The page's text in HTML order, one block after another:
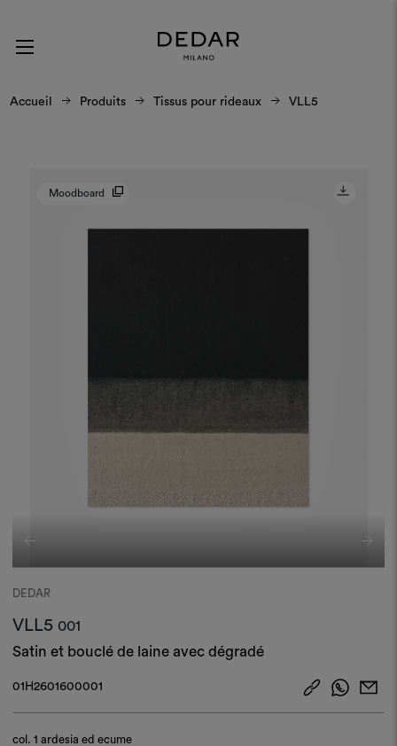
Accueil Produits Tissus pour rideaux VLL5
Moodboard
DEDAR
VLL5 001
Satin et bouclé de laine avec dégradé
01H2601600001
col.1 ardesia ed ecume